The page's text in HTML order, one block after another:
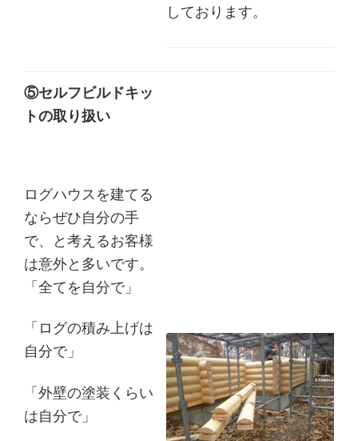
しております。
⑤セルフビルドキッ
トの取り扱い
ログハウスを建てる
ならぜひ自分の手
で、と考えるお客様
は意外と多いです。
「全てを自分で」
「ログの積み上げは
自分で」
「外壁の塗装くらい
は自分で」